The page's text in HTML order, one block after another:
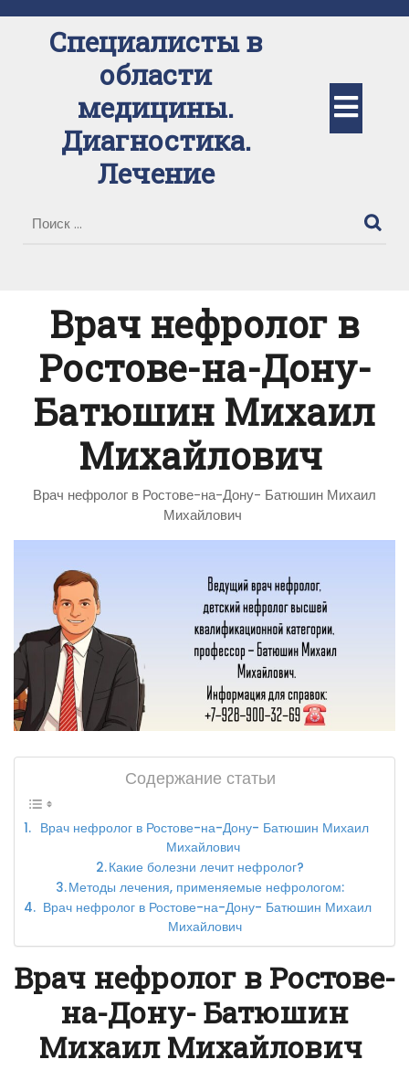
содержимомуСпециалисты в
области
медицины.
Диагностика.
Лечение
Врач нефролог в
Ростове-на-Дону-
Батюшин Михаил
Михайлович
Врач нефролог в Ростове-на-Дону- Батюшин Михаил
Михайлович
Содержание статьи
Врач нефролог в Ростове-на-Дону- Батюшин Михаил
Михайлович
Какие болезни лечит нефролог?
Методы лечения, применяемые нефрологом:
Врач нефролог в Ростове-на-Дону- Батюшин Михаил
Михайлович
Врач нефролог в Ростове-
на-Дону- Батюшин
Михаил Михайлович